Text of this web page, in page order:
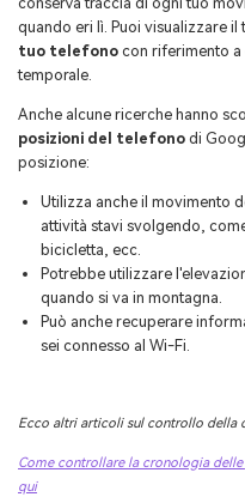
quando eri lì. Puoi visualizzare il
tuo telefono con riferimento a
temporale.
Anche alcune ricerche hanno
posizioni del telefono di
posizione:
Utilizza anche il movimento
attività stavi svolgendo,
bicicletta, ecc.
Potrebbe utilizzare
quando si va in montagna.
Può anche recuperare
sei connesso al Wi-Fi.
Ecco altri articoli sul controllo della
Come controllare la cronologia
qui